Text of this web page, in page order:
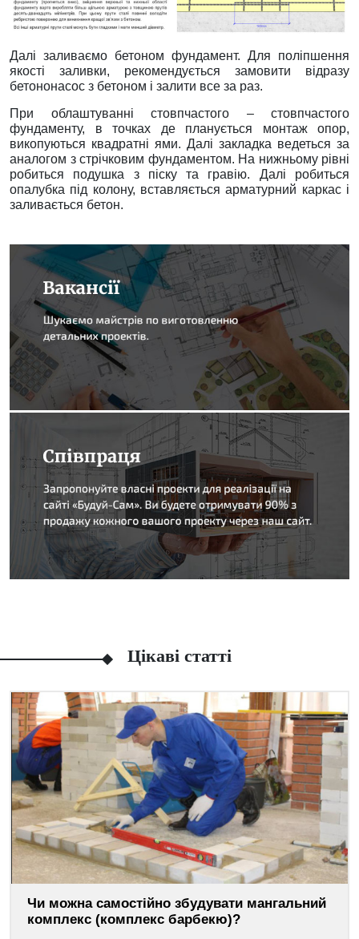
Далі заливаємо бетоном фундамент. Для поліпшення
якості заливки, рекомендується замовити відразу
бетононасос з бетоном і залити все за раз.
При облаштуванні стовпчастого – стовпчастого
фундаменту, в точках де планується монтаж опор,
викопуються квадратні ями. Далі закладка ведеться за
аналогом з стрічковим фундаментом. На нижньому рівні
робиться подушка з піску та гравію. Далі робиться
опалубка під колону, вставляється арматурний каркас і
заливається бетон.
Цікаві статті
Чи можна самостійно збудувати мангальний
комплекс (комплекс барбекю)?